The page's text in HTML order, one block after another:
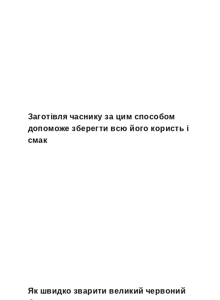
Заготівля часнику за цим способом
допоможе зберегти всю його користь і
смак
Як швидко зварити великий червоний